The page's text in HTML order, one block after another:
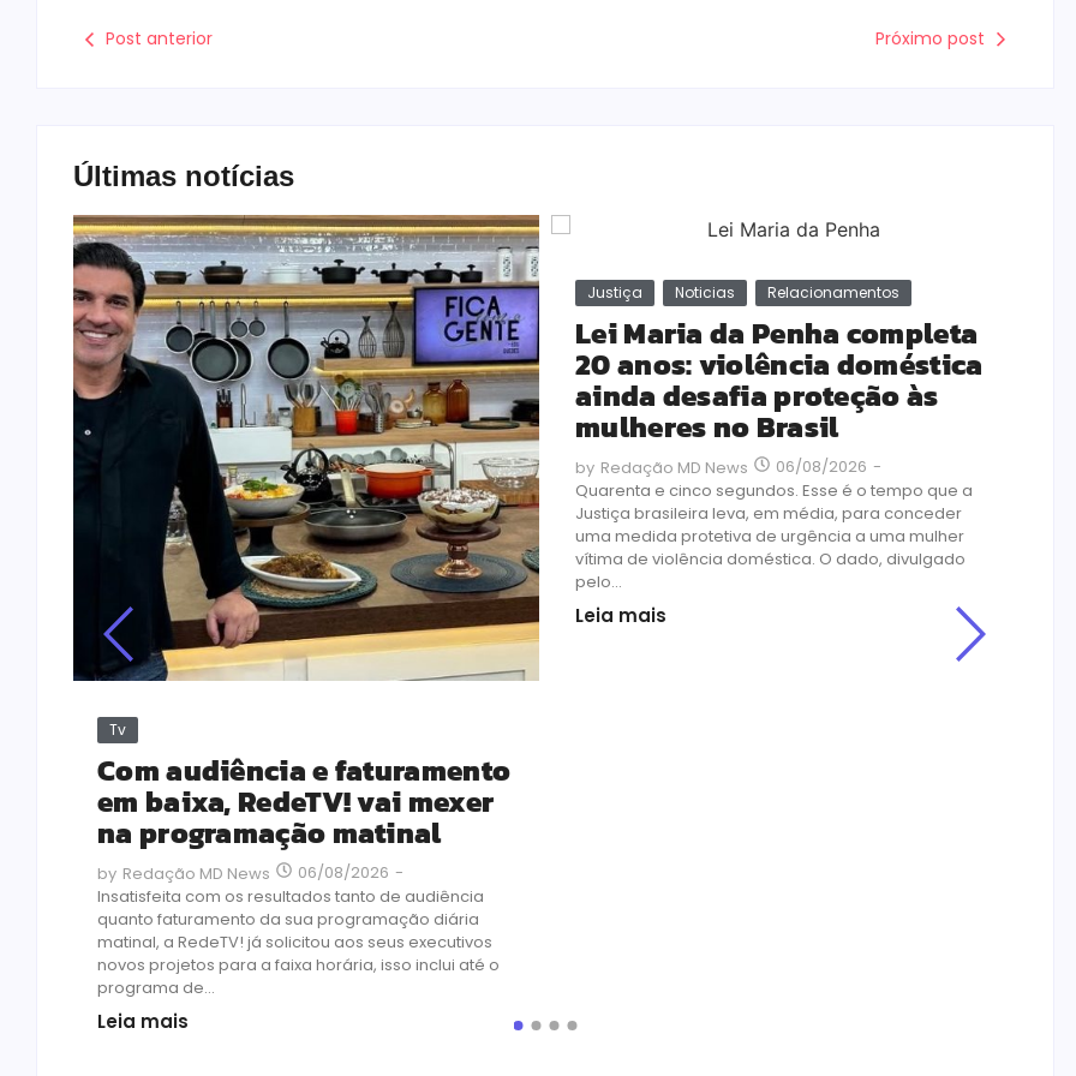
Post anterior Próximo post
Últimas notícias
Tv
Com audiência e faturamento
em baixa, RedeTV! vai mexer
na programação matinal
by Redação MD News 06/08/2026 -
Insatisfeita com os resultados tanto de audiência
quanto faturamento da sua programação diária
matinal, a RedeTV! já solicitou aos seus executivos
novos projetos para a faixa horária, isso inclui até o
programa de...
Leia mais
Justiça Noticias Relacionamentos
Lei Maria da Penha completa
20 anos: violência doméstica
ainda desafia proteção às
mulheres no Brasil
by Redação MD News 06/08/2026 -
Quarenta e cinco segundos. Esse é o tempo que a
Justiça brasileira leva, em média, para conceder
uma medida protetiva de urgência a uma mulher
vítima de violência doméstica. O dado, divulgado
pelo...
Leia mais